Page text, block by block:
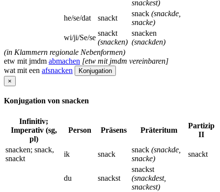
snackest)
he/se/dat
snackt
snack (snackde,
snacke)
wi/ji/Se/se
snackt
(snacken)
snacken
(snackden)
(in Klammern regionale Nebenformen)
etw mit jmdm abmachen [etw mit jmdm vereinbaren]
wat mit een afsnacken
Konjugation
×
Konjugation von snacken
Infinitiv;
Imperativ (sg,
pl)
Person Präsens Präteritum
Partizip
II
snacken; snack,
snackt
ik snack
snack (snackde,
snacke)
snackt
du snackst
snackst
(snackdest,
snackest)